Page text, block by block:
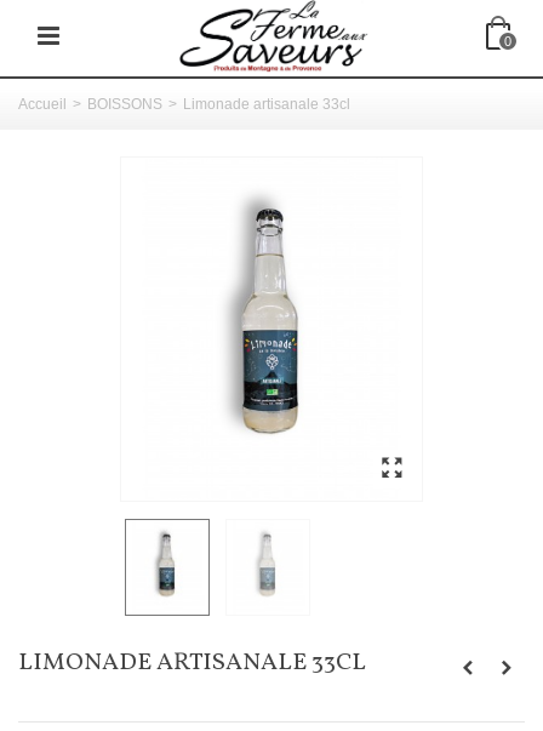
0
Accueil > BOISSONS > Limonade artisanale 33cl
LIMONADE ARTISANALE 33CL